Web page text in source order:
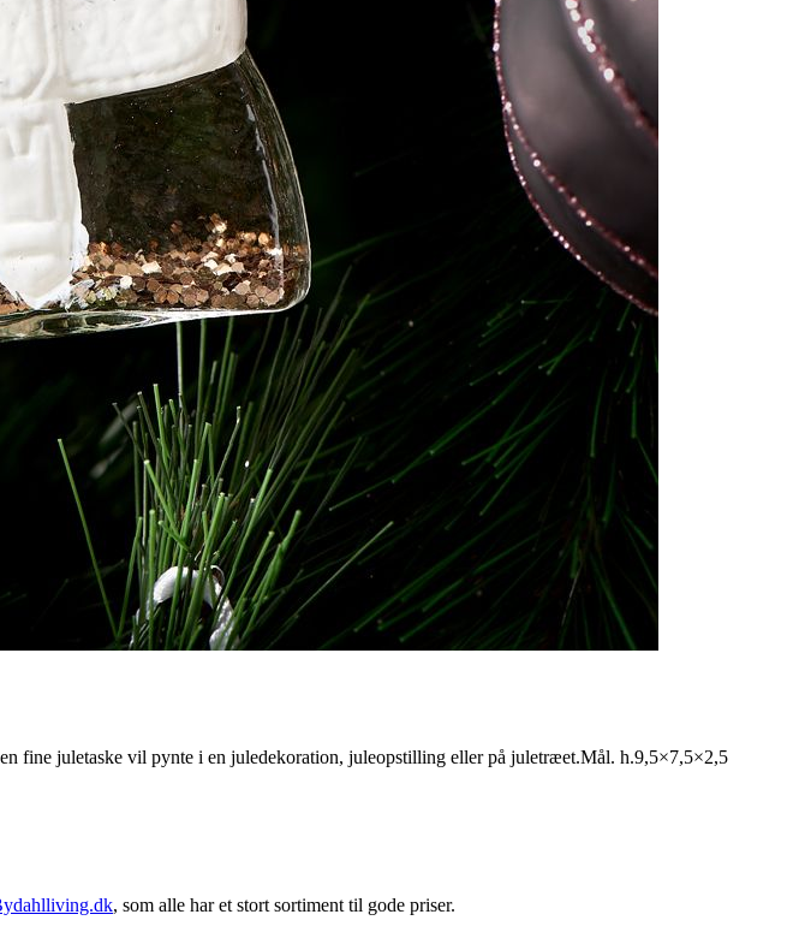
fine juletaske vil pynte i en juledekoration, juleopstilling eller på juletræet.Mål. h.9,5×7,5×2,5
, som alle har et stort sortiment til gode priser.